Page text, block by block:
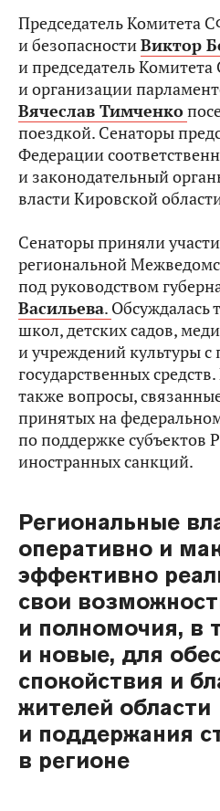
Председатель Комитета
и безопасностиВиктор
и председатель
и организации
Вячеслав Тимченко
поездкой. Сенаторы
Федерации
и законодательный
власти Кировской
Сенаторы приняли
региональной
под руководством
Васильева. Обсуждалась
школ, детских садов,
и учреждений культуры
государственных
также вопросы,
принятых на
по поддержке субъектов
иностранных санкций.
Региональные
оперативно и
эффективно
свои
и полномочия, в
и новые, для
спокойствия и
жителей области
и поддержания
в регионе